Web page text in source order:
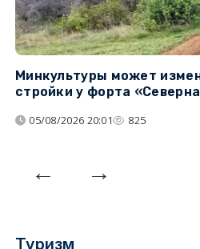
Минкультуры может
стройки у форта
05/08/2026 20:01 825
Туризм